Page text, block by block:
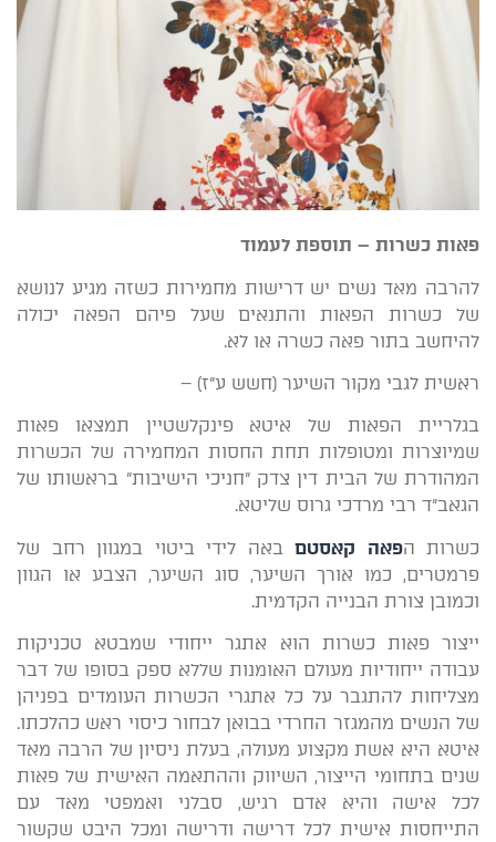
פאות כשרות – תוספת לעמוד
להרבה מאד נשים יש דרישות מחמירות כשזה מגיע לנושא
של כשרות הפאות והתנאים שעל פיהם הפאה יכולה
להיחשב בתור פאה כשרה או לא.
ראשית לגבי מקור השיער (חשש ע"ז) –
בגלריית הפאות של איטא פינקלשטיין תמצאו פאות
שמיוצרות ומטופלות תחת החסות המחמירה של הכשרות
המהודרת של הבית דין צדק "חניכי הישיבות" בראשותו של
הגאב"ד רבי מרדכי גרוס שליטא.
כשרות הפאה קאסטם באה לידי ביטוי במגוון רחב של
פרמטרים, כמו אורך השיער, סוג השיער, הצבע או הגוון
וכמובן צורת הבנייה הקדמית.
ייצור פאות כשרות הוא אתגר ייחודי שמבטא טכניקות
עבודה ייחודיות מעולם האומנות שללא ספק בסופו של דבר
מצליחות להתגבר על כל אתגרי הכשרות העומדים בפניהן
של הנשים מהמגזר החרדי בבואן לבחור כיסוי ראש כהלכתו.
איטא היא אשת מקצוע מעולה, בעלת ניסיון של הרבה מאד
שנים בתחומי הייצור, השיווק וההתאמה האישית של פאות
לכל אישה והיא אדם רגיש, סבלני ואמפטי מאד עם
התייחסות אישית לכל דרישה ודרישה ומכל היבט שקשור